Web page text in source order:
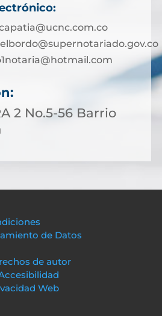
2 No.5-56 Barrio
de Datos
de autor
Web